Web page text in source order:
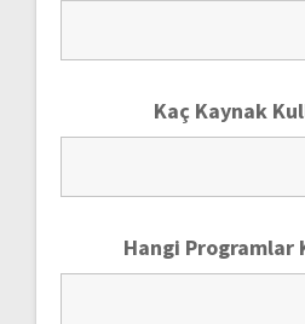
Kaç Kaynak
Hangi Programlar